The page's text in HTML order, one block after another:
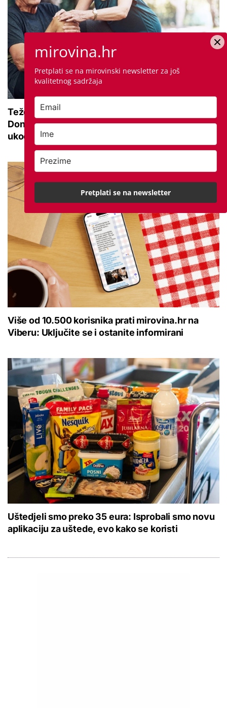
Teže se krećete zbog bolnih zglobova?
Donosimo savjete za lakši pokret i ublažavanje
ukočenosti
Više od 10.500 korisnika prati mirovina.hr na
Viberu: Uključite se i ostanite informirani
Uštedjeli smo preko 35 eura: Isprobali smo novu
aplikaciju za uštede, evo kako se koristi
mirovina.hr
Pretplati se na mirovinski newsletter za još
kvalitetnog sadržaja
Pretplati se na newsletter